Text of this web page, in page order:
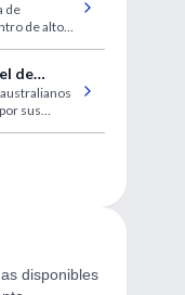
Plata
de
de alto
de
sus
y la úlcera
disponibles